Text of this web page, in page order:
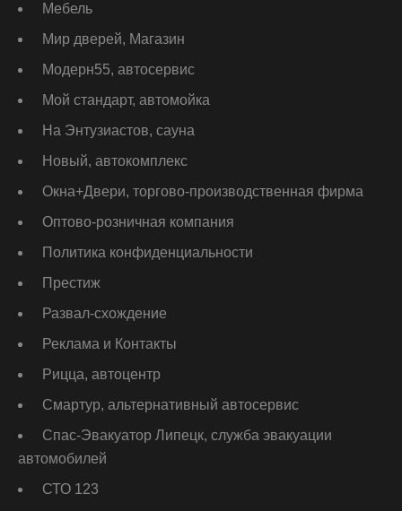
Мебель
Мир дверей, Магазин
Модерн55, автосервис
Мой стандарт, автомойка
На Энтузиастов, сауна
Новый, автокомплекс
Окна+Двери, торгово-производственная фирма
Оптово-розничная компания
Политика конфиденциальности
Престиж
Развал-схождение
Реклама и Контакты
Рицца, автоцентр
Смартур, альтернативный автосервис
Спас-Эвакуатор Липецк, служба эвакуации
автомобилей
СТО 123